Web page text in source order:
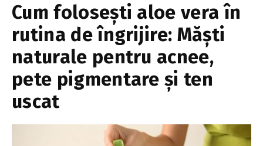
Cum folosești aloe vera în
rutina de îngrijire: Măști
naturale pentru acnee,
pete pigmentare și ten
uscat